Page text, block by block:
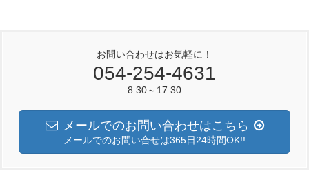
お問い合わせはお気軽に！
054-254-4631
8:30～17:30
メールでのお問い合わせはこちら
メールでのお問い合せは365日24時間OK!!